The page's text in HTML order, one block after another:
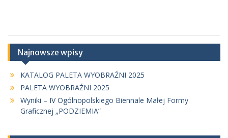
Najnowsze wpisy
KATALOG PALETA WYOBRAŹNI 2025
PALETA WYOBRAŹNI 2025
Wyniki – IV Ogólnopolskiego Biennale Małej Formy
Graficznej „PODZIEMIA”